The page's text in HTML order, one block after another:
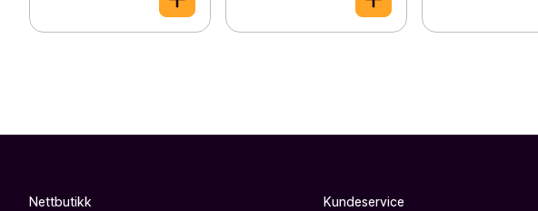
Nettbutikk Kundeservice